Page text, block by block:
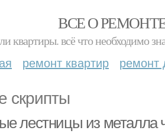
ВСЕ О
квартиры. всё что необходимо
ремонт квартир ремонт
скрипты
лестницы из металла